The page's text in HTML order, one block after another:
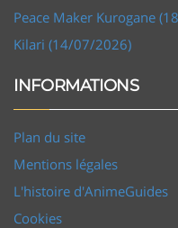
Peace Maker Kurogane
Kilari (14/07/2026)
INFORMATIONS
Plan du site
Mentions légales
L'histoire d'AnimeGuides
Cookies